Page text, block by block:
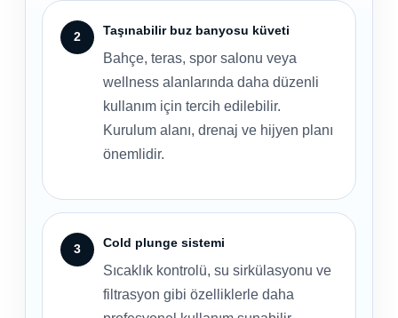
Taşınabilir buz banyosu küveti
Bahçe, teras, spor salonu veya
wellness alanlarında daha düzenli
kullanım için tercih edilebilir.
Kurulum alanı, drenaj ve hijyen planı
önemlidir.
Cold plunge sistemi
Sıcaklık kontrolü, su sirkülasyonu ve
filtrasyon gibi özelliklerle daha